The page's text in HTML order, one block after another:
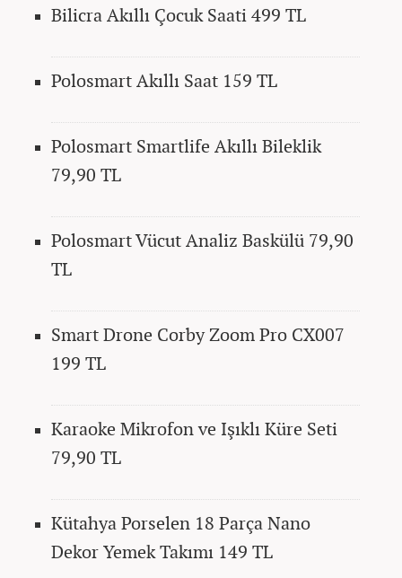
Bilicra Akıllı Çocuk Saati 499 TL
Polosmart Akıllı Saat 159 TL
Polosmart Smartlife Akıllı Bileklik
79,90 TL
Polosmart Vücut Analiz Baskülü 79,90
TL
Smart Drone Corby Zoom Pro CX007
199 TL
Karaoke Mikrofon ve Işıklı Küre Seti
79,90 TL
Kütahya Porselen 18 Parça Nano
Dekor Yemek Takımı 149 TL